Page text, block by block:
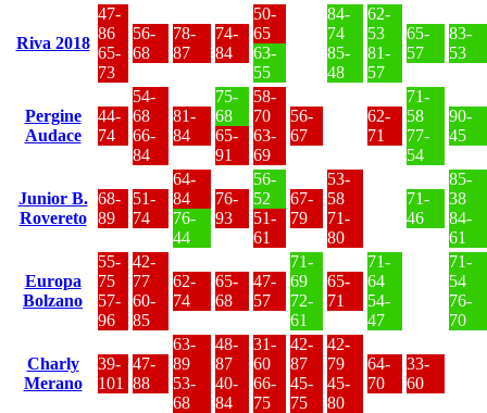
Riva 2018
47-
86
65-
73
56-
68
78-
87
74-
84
50-
65
63-
55
84-
74
85-
48
62-
53
81-
57
65-
57
83-
53
Pergine
Audace
44-
74
54-
68
66-
84
81-
84
75-
68
65-
91
58-
70
63-
69
56-
67
62-
71
71-
58
77-
54
90-
45
Junior B.
Rovereto
68-
89
51-
74
64-
84
76-
44
76-
93
56-
52
51-
61
67-
79
53-
58
71-
80
71-
46
85-
38
84-
61
Europa
Bolzano
55-
75
57-
96
42-
77
60-
85
62-
74
65-
68
47-
57
71-
69
72-
61
65-
71
71-
64
54-
47
71-
54
76-
70
Charly
Merano
39-
101
47-
88
63-
89
53-
68
48-
87
40-
84
31-
60
66-
75
42-
87
45-
75
42-
79
45-
80
64-
70
33-
60